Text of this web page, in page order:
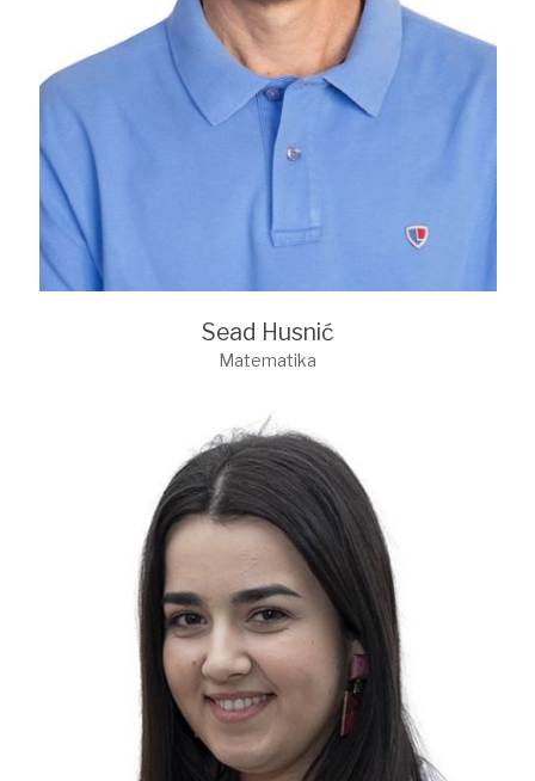
Sead Husnić
Matematika